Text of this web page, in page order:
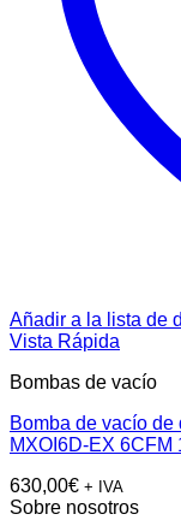
Añadir a la lista de
Vista Rápida
Bombas de vacío
Bomba de vacío
MXOI6D-EX 6CFM
630,00€ + IVA
Sobre nosotros